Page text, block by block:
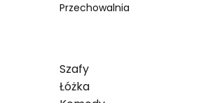
Przechowalnia
Szafy
Łóżka